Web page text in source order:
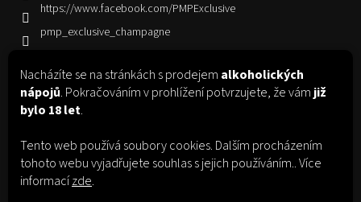
Nacházíte se na stránkách s prodejem alkoholických
nápojů. Pokračováním v prohlížení potvrzujete, že vám již
bylo 18 let.
Tento web používá soubory cookies. Dalším procházením
tohoto webu vyjadřujete souhlas s jejich používáním.. Více
informacízde.
https://www.facebook.com/PMPExclusive
pmp_exclusive_champagne
Informace pro vás
Jak nakupovat
Obchodní podmínky
Podmínky ochrany osobních údajů